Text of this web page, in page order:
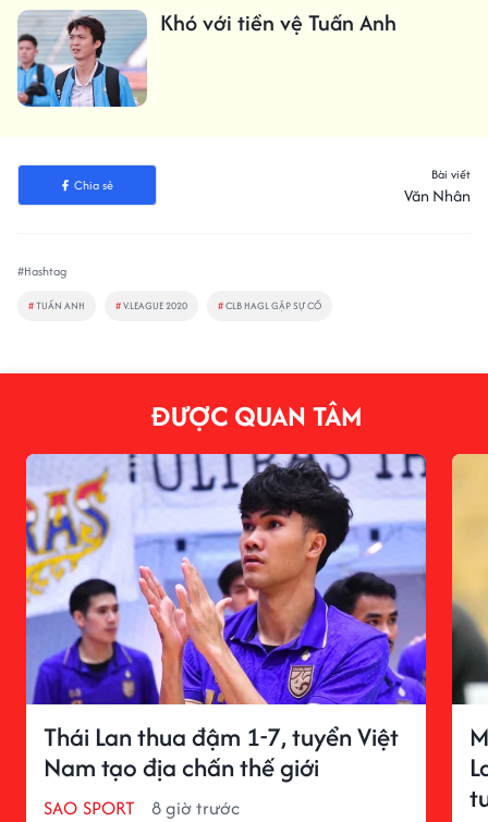
Khó với tiền vệ Tuấn Anh
Chia sẻ
Bài viết
Văn Nhân
#Hashtag
#TUẤN ANH #V.LEAGUE 2020 #CLB HAGL GẶP SỰ CỐ
ĐƯỢC QUAN TÂM
Thái Lan thua đậm 1-7, tuyển Việt
Nam tạo địa chấn thế giới
SAO SPORT 8 giờ trước